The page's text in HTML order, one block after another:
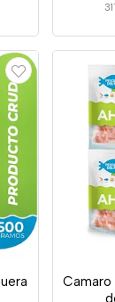
Camaro